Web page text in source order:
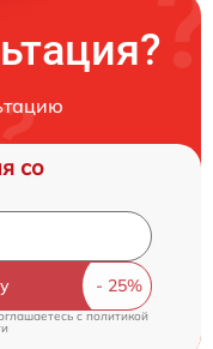
со
cполитикой